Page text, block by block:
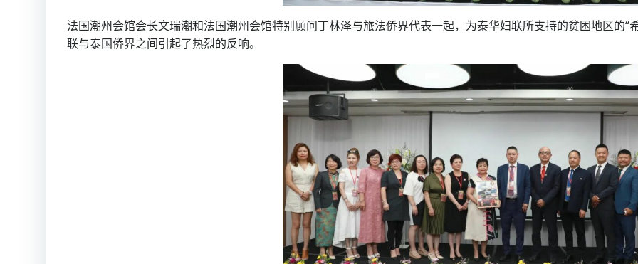
法国潮州会馆会长文瑞潮和法国潮州会馆特别顾问丁林泽与旅法侨界代表一起，为泰华妇联所支持的贫困地区的“
联与泰国侨界之间引起了热烈的反响。